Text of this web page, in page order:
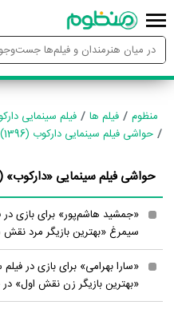
منظوم فیلم ها
فیلم سینمایی دارکوب
حواشی فیلم سینمایی دارکوب (1396)
حواشی فیلم سینمایی «دارکوب» (13
«جمشید هاشم‌پور» برای بازی در
سیمرغ «بهترین بازیگر مرد نقش
«سارا بهرامی» برای بازی در
«بهترین بازیگر زن نقش اول» در